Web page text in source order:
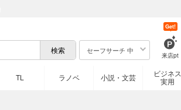
セーフサーチ 中
来店pt
Get!
TL ラノベ 小説・文芸
ビジネス
実用